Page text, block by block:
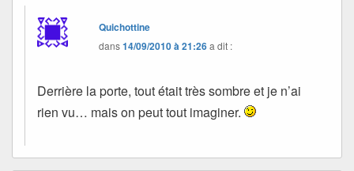
Quichottine
dans14/09/2010 à 21:26a dit :
Derrière la porte, tout était très sombre et je n’ai
rien vu… mais on peut tout imaginer.